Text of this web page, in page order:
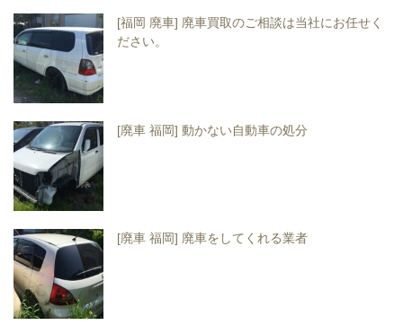
[福岡 廃車] 廃車買取のご相談は当社にお任せく
ださい。
[廃車 福岡] 動かない自動車の処分
[廃車 福岡] 廃車をしてくれる業者